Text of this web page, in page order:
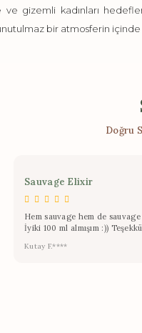
ve gizemli kadınları
bir atmosferin içinde
Doğru
Sauvage Elixir
Hem sauvage hem de
İyiki 100 ml almışım :))
Kutay F.****